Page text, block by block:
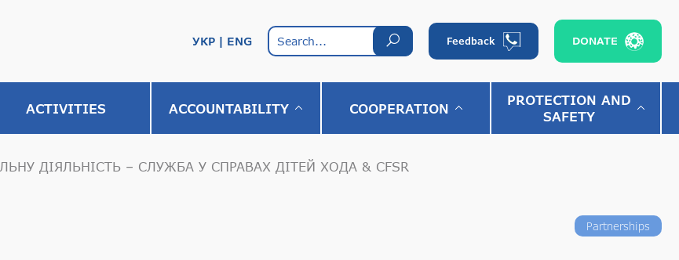
УКР ENG Feedback DONATE
АCTIVITIES ACCOUNTABILITY COOPERATION
PROTECTION AND
SAFETY
ДІЯЛЬНІСТЬ – СЛУЖБА У СПРАВАХ ДІТЕЙ ХОДА & CFSR
Partnerships